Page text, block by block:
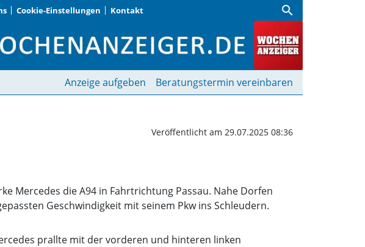
Cookie-Einstellungen Kontakt search
Pkw fährt in Leitplanke |
Anzeige aufgeben Beratungstermin vereinbaren
Veröffentlicht am 29.07.2025 08:36
Mercedes die A94 in Fahrtrichtung Passau. Nahe Dorfen
Geschwindigkeit mit seinem Pkw ins Schleudern.
prallte mit der vorderen und hinteren linken